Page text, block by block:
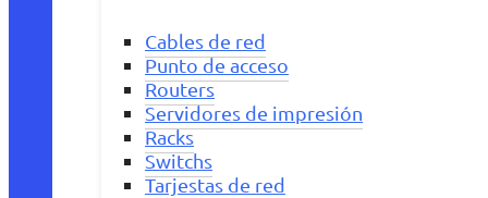
Cables de red
Punto de acceso
Routers
Servidores de impresión
Racks
Switchs
Tarjestas de red